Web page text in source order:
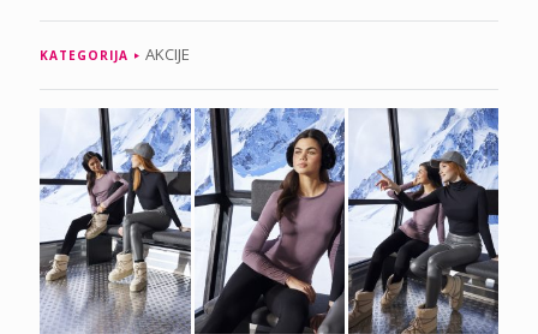
KATEGORIJA AKCIJE